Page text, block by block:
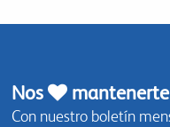
Nos
Con nuestro boletín